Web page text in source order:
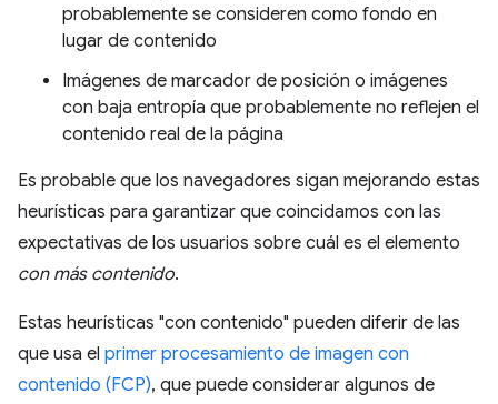
probablemente se consideren como fondo en
lugar de contenido
Imágenes de marcador de posición o imágenes
con baja entropía que probablemente no reflejen el
contenido real de la página
Es probable que los navegadores sigan mejorando estas
heurísticas para garantizar que coincidamos con las
expectativas de los usuarios sobre cuál es el elemento
con más contenido.
Estas heurísticas "con contenido" pueden diferir de las
que usa el primer procesamiento de imagen con
contenido (FCP), que puede considerar algunos de